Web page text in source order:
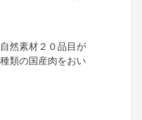
然素材２０品目が
類の国産肉をおい